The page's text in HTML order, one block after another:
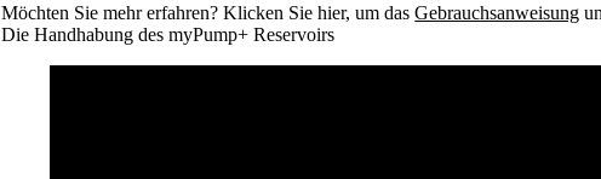
Möchten Sie mehr erfahren? Klicken Sie hier, um dasGebrauchsanweisung
Die Handhabung des myPump+ Reservoirs